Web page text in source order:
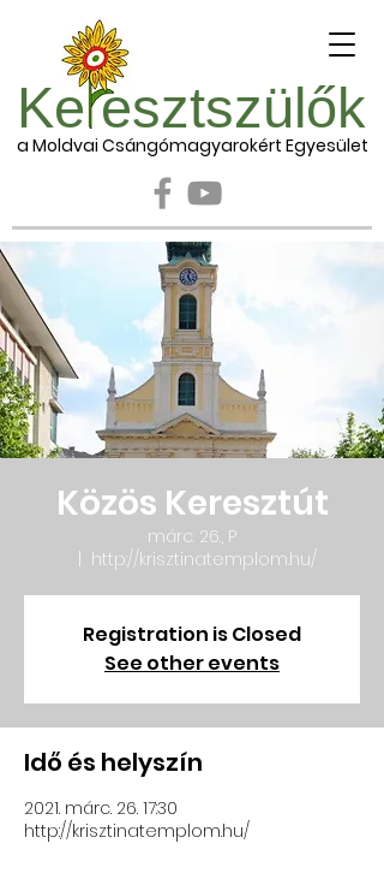
Ke esztszülők
a Moldvai Csángómagyarokért Egyesület
Közös Keresztút
márc. 26., P
http://krisztinatemplom.hu/
Registration is Closed
See other events
Idő és helyszín
2021. márc. 26. 17:30
http://krisztinatemplom.hu/